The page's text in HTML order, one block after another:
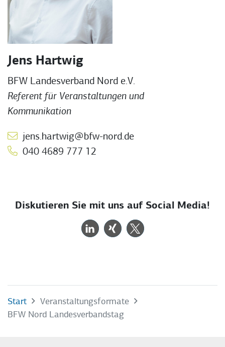
Jens Hartwig
BFW Landesverband Nord e.V.
Referent für Veranstaltungen und
Kommunikation
jens.hartwig@bfw-nord.de
040 4689 777 12
Diskutieren Sie mit uns auf Social Media!
Start
Veranstaltungsformate
BFW Nord Landesverbandstag